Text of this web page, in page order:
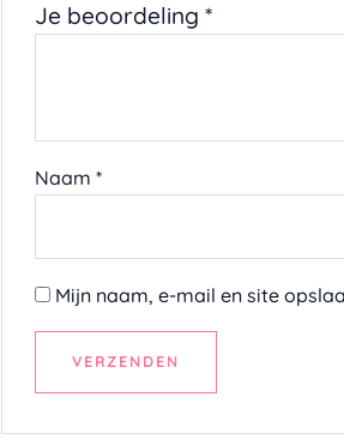
Je beoordeling *
Naam *
Mijn naam, e-mail en site